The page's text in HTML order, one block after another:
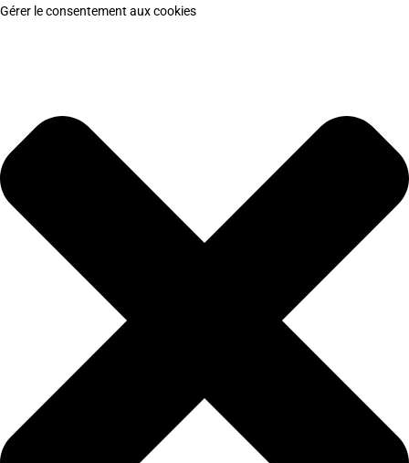
Gérer le consentement aux cookies